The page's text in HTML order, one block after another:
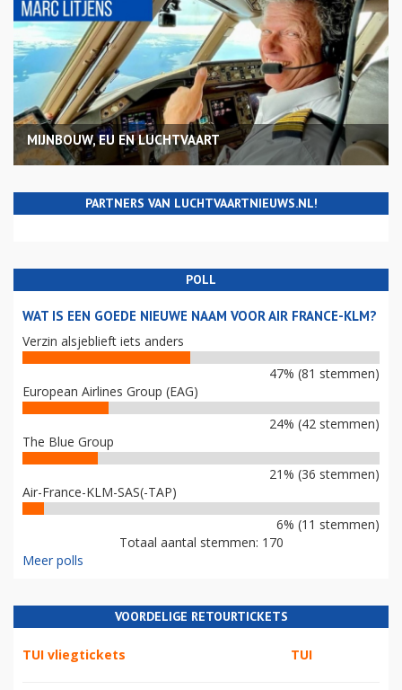
MIJNBOUW, EU EN LUCHTVAART
PARTNERS VAN LUCHTVAARTNIEUWS.NL!
POLL
WAT IS EEN GOEDE NIEUWE NAAM VOOR AIR FRANCE-KLM?
Verzin alsjeblieft iets anders
47% (81 stemmen)
European Airlines Group (EAG)
24% (42 stemmen)
The Blue Group
21% (36 stemmen)
Air-France-KLM-SAS(-TAP)
6% (11 stemmen)
Totaal aantal stemmen: 170
Meer polls
VOORDELIGE RETOURTICKETS
TUI vliegtickets TUI